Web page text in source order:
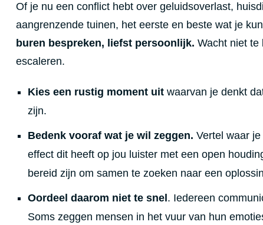
Of je nu een conflict hebt over geluidsoverlast,
aangrenzende tuinen, het eerste en beste wat je
buren bespreken, liefst persoonlijk. Wacht niet te
escaleren.
Kies een rustig moment uit waarvan je denkt
zijn.
Bedenk vooraf wat je wil zeggen. Vertel waar
effect dit heeft op jou luister met een open
bereid zijn om samen te zoeken naar een
Oordeel daarom niet te snel . Iedereen
Soms zeggen mensen in het vuur van hun